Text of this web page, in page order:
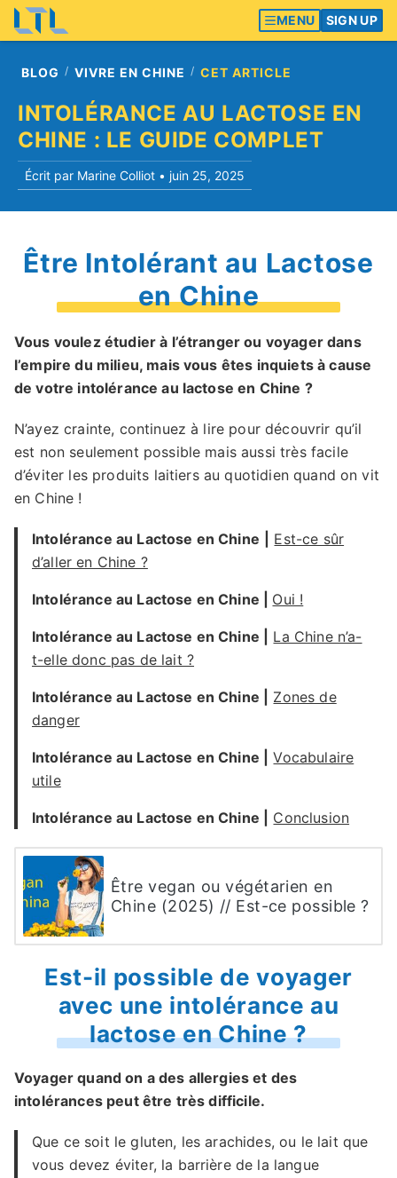
MENU SIGN UP
BLOG VIVRE EN CHINE CET ARTICLE
INTOLÉRANCE AU LACTOSE EN
CHINE : LE GUIDE COMPLET
Écrit par Marine Colliot • juin 25, 2025
Être Intolérant au Lactose
en Chine
Vous voulez étudier à l’étranger ou voyager dans
l’empire du milieu, mais vous êtes inquiets à cause
de votre intolérance au lactose en Chine ?
N’ayez crainte, continuez à lire pour découvrir qu’il
est non seulement possible mais aussi très facile
d’éviter les produits laitiers au quotidien quand on vit
en Chine !
Intolérance au Lactose en Chine
Est-ce sûr
d’aller en Chine ?
Intolérance au Lactose en Chine Oui !
Intolérance au Lactose en Chine
La Chine n’a-
t-elle donc pas de lait ?
Intolérance au Lactose en Chine
Zones de
danger
Intolérance au Lactose en Chine
Vocabulaire
utile
Intolérance au Lactose en Chine Conclusion
Être vegan ou végétarien en
Chine (2025) // Est-ce possible ?
Est-il possible de voyager
avec une intolérance au
lactose en Chine ?
Voyager quand on a des allergies et des
intolérances peut être très difficile.
Que ce soit le gluten, les arachides, ou le lait que
vous devez éviter, la barrière de la langue